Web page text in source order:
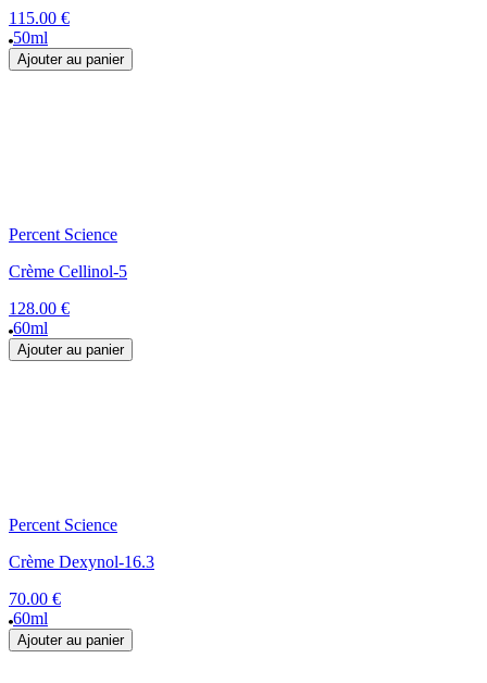
115.00 €
50ml
Ajouter au panier
Percent Science
Crème Cellinol-5
128.00 €
60ml
Ajouter au panier
Percent Science
Crème Dexynol-16.3
70.00 €
60ml
Ajouter au panier